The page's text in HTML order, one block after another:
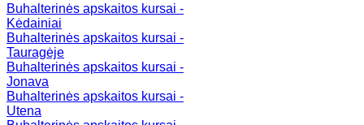
Buhalterinės apskaitos kursai -
Kėdainiai
Buhalterinės apskaitos kursai -
Tauragėje
Buhalterinės apskaitos kursai -
Jonava
Buhalterinės apskaitos kursai -
Utena